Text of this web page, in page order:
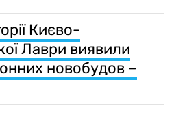
Києво-
Лаври виявили
новобудов –